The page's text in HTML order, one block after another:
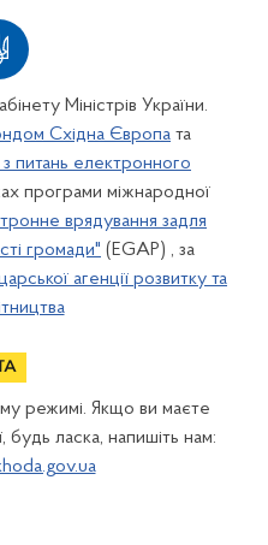
Міністрів України.
Східна Європа та
питань електронного
програми міжнародної
врядування задля
громади" (EGAP) , за
агенції розвитку та
режимі. Якщо ви маєте
будь ласка, напишіть нам: